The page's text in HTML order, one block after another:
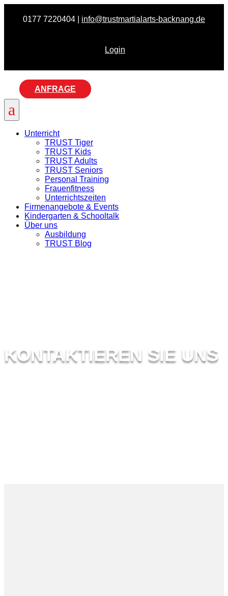
0177 7220404 | info@trustmartialarts-backnang.de
Login
ANFRAGE
a
Unterricht
TRUST Tiger
TRUST Kids
TRUST Adults
TRUST Seniors
Personal Training
Frauenfitness
Unterrichtszeiten
Firmenangebote & Events
Kindergarten & Schooltalk
Über uns
Ausbildung
TRUST Blog
KONTAKTIEREN SIE UNS